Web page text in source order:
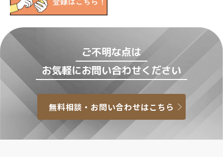
ご不明な点は
お気軽にお問い合わせください
無料相談・お問い合わせはこちら